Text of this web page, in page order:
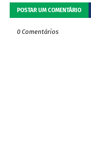
POSTAR UM COMENTÁRIO
0 Comentários